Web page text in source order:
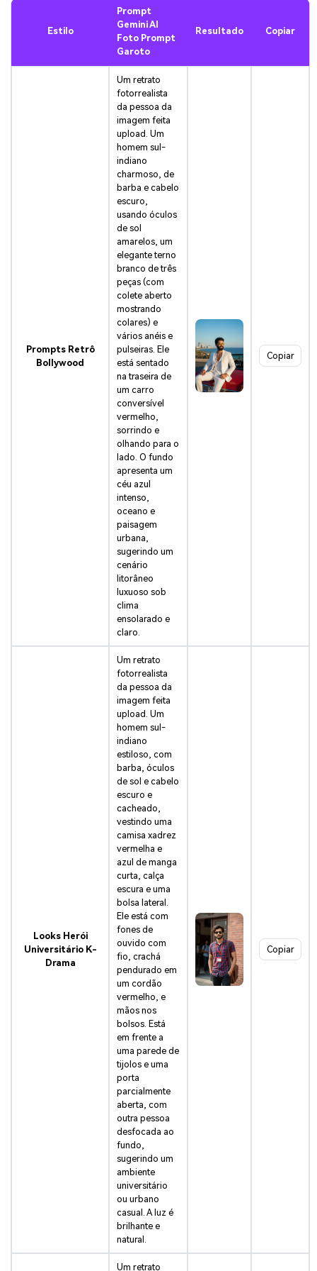
Estilo
Prompt
Gemini AI
Foto Prompt
Garoto
Resultado Copiar
Prompts Retrô
Bollywood
Um retrato
fotorrealista
da pessoa da
imagem feita
upload. Um
homem sul-
indiano
charmoso, de
barba e cabelo
escuro,
usando óculos
de sol
amarelos, um
elegante terno
branco de três
peças (com
colete aberto
mostrando
colares) e
vários anéis e
pulseiras. Ele
está sentado
na traseira de
um carro
conversível
vermelho,
sorrindo e
olhando para o
lado. O fundo
apresenta um
céu azul
intenso,
oceano e
paisagem
urbana,
sugerindo um
cenário
litorâneo
luxuoso sob
clima
ensolarado e
claro.
Copiar
Looks Herói
Universitário K-
Drama
Um retrato
fotorrealista
da pessoa da
imagem feita
upload. Um
homem sul-
indiano
estiloso, com
barba, óculos
de sol e cabelo
escuro e
cacheado,
vestindo uma
camisa xadrez
vermelha e
azul de manga
curta, calça
escura e uma
bolsa lateral.
Ele está com
fones de
ouvido com
fio, crachá
pendurado em
um cordão
vermelho, e
mãos nos
bolsos. Está
em frente a
uma parede de
tijolos e uma
porta
parcialmente
aberta, com
outra pessoa
desfocada ao
fundo,
sugerindo um
ambiente
universitário
ou urbano
casual. A luz é
brilhante e
natural.
Copiar
Um retrato